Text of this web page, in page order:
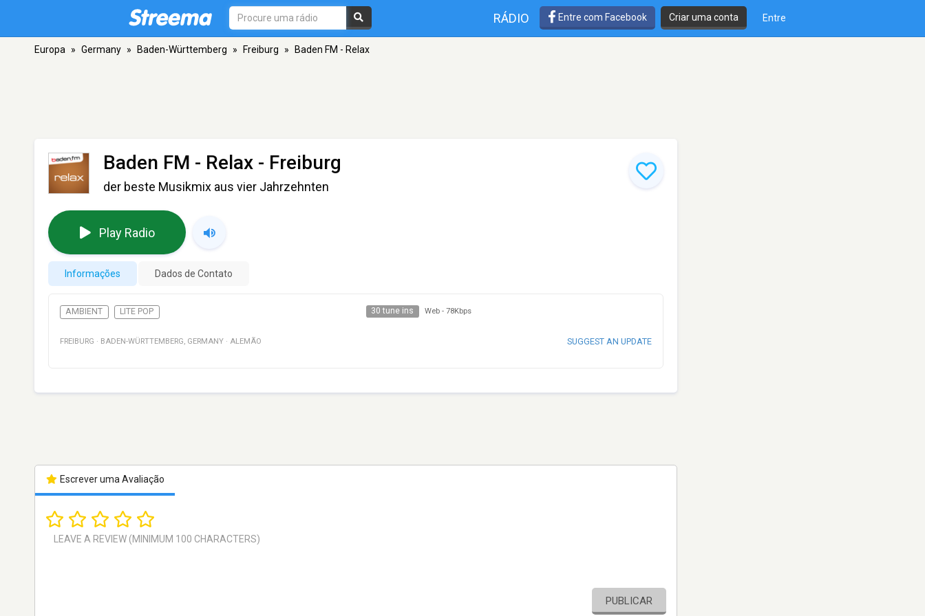
RÁDIO Entre com Facebook Criar uma conta Entre
Europa » Germany » Baden-Württemberg » Freiburg » Baden FM - Relax
Baden FM - Relax - Freiburg
der beste Musikmix aus vier Jahrzehnten
Play Radio
Informações Dados de Contato
AMBIENT LITE POP 30 tune ins Web - 78Kbps
FREIBURG · BADEN-WÜRTTEMBERG, GERMANY · ALEMÃO SUGGEST AN UPDATE
Escrever uma Avaliação
PUBLICAR